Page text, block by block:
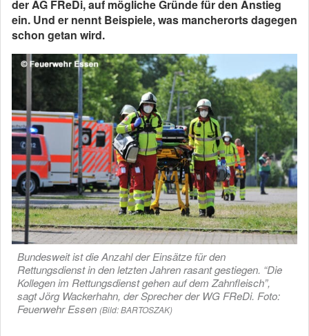
der AG FReDi, auf mögliche Gründe für den Anstieg
ein. Und er nennt Beispiele, was mancherorts dagegen
schon getan wird.
Bundesweit ist die Anzahl der Einsätze für den
Rettungsdienst in den letzten Jahren rasant gestiegen. “Die
Kollegen im Rettungsdienst gehen auf dem Zahnfleisch”,
sagt Jörg Wackerhahn, der Sprecher der WG FReDi. Foto:
Feuerwehr Essen (Bild: BARTOSZAK)